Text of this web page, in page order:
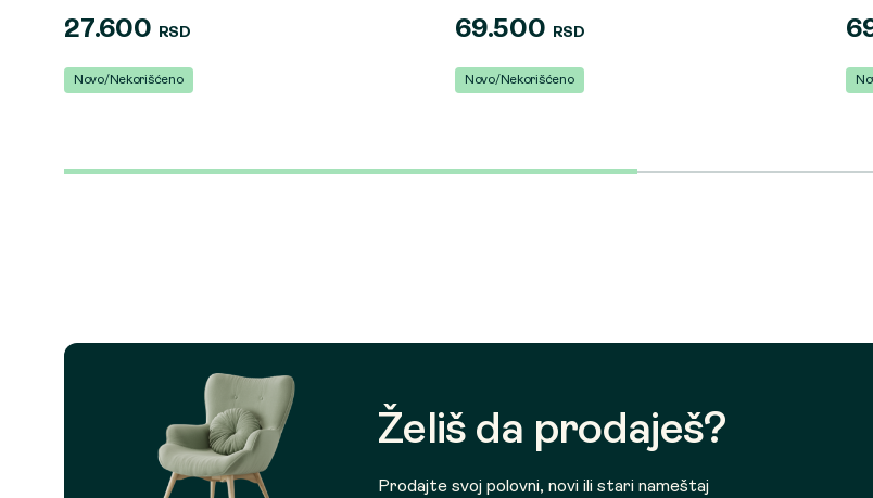
27.600 RSD
Novo/Nekorišćeno
69.500 RSD
Novo/Nekorišćeno
Želiš da prodaješ?
Prodajte svoj polovni, novi ili stari nameštaj